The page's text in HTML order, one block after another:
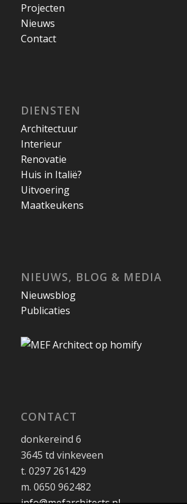
Projecten
Nieuws
Contact
DIENSTEN
Architectuur
Interieur
Renovatie
Huis in Italië?
Uitvoering
Maatkeukens
NIEUWS, BLOG & MEDIA
Nieuwsblog
Publicaties
CONTACT
donkereind 6
3645 td vinkeveen
t. 0297 261429
m. 0650 962482